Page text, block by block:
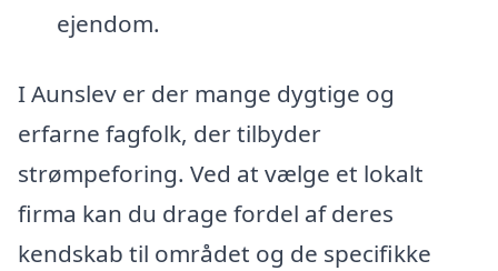
ejendom.
I Aunslev er der mange dygtige og
erfarne fagfolk, der tilbyder
strømpeforing. Ved at vælge et lokalt
firma kan du drage fordel af deres
kendskab til området og de specifikke